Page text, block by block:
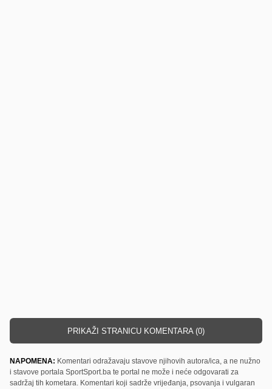
PRIKAŽI STRANICU KOMENTARA (0)
NAPOMENA: Komentari odražavaju stavove njihovih autora/ica, a ne nužno
i stavove portala SportSport.ba te portal ne može i neće odgovarati za
sadržaj tih kometara. Komentari koji sadrže vrijeđanja, psovanja i vulgaran